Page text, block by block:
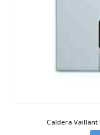
Caldera Vaillant